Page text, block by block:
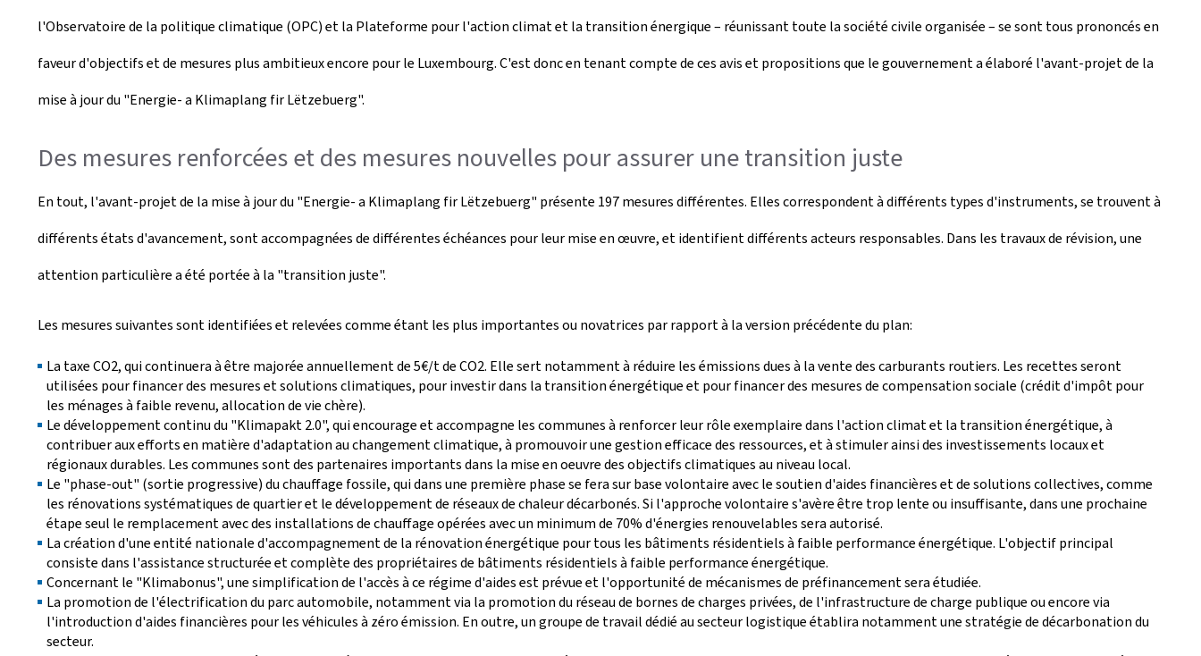
l'Observatoire de la politique climatique (OPC) et la Plateforme pour l'action climat et la transition énergique – réunissant toute la société civile organisée – se sont tous prononcés en
faveur d'objectifs et de mesures plus ambitieux encore pour le Luxembourg. C'est donc en tenant compte de ces avis et propositions que le gouvernement a élaboré l'avant-projet de la
mise à jour du "Energie- a Klimaplang fir Lëtzebuerg".
Des mesures renforcées et des mesures nouvelles pour assurer une transition juste
En tout, l'avant-projet de la mise à jour du "Energie- a Klimaplang fir Lëtzebuerg" présente 197 mesures différentes. Elles correspondent à différents types d'instruments, se trouvent à
différents états d'avancement, sont accompagnées de différentes échéances pour leur mise en œuvre, et identifient différents acteurs responsables. Dans les travaux de révision, une
attention particulière a été portée à la "transition juste".
Les mesures suivantes sont identifiées et relevées comme étant les plus importantes ou novatrices par rapport à la version précédente du plan:
La taxe CO2, qui continuera à être majorée annuellement de 5€/t de CO2. Elle sert notamment à réduire les émissions dues à la vente des carburants routiers. Les recettes seront
utilisées pour financer des mesures et solutions climatiques, pour investir dans la transition énergétique et pour financer des mesures de compensation sociale (crédit d'impôt pour
les ménages à faible revenu, allocation de vie chère).
Le développement continu du "Klimapakt 2.0", qui encourage et accompagne les communes à renforcer leur rôle exemplaire dans l'action climat et la transition énergétique, à
contribuer aux efforts en matière d'adaptation au changement climatique, à promouvoir une gestion efficace des ressources, et à stimuler ainsi des investissements locaux et
régionaux durables. Les communes sont des partenaires importants dans la mise en oeuvre des objectifs climatiques au niveau local.
Le "phase-out" (sortie progressive) du chauffage fossile, qui dans une première phase se fera sur base volontaire avec le soutien d'aides financières et de solutions collectives, comme
les rénovations systématiques de quartier et le développement de réseaux de chaleur décarbonés. Si l'approche volontaire s'avère être trop lente ou insuffisante, dans une prochaine
étape seul le remplacement avec des installations de chauffage opérées avec un minimum de 70% d'énergies renouvelables sera autorisé.
La création d'une entité nationale d'accompagnement de la rénovation énergétique pour tous les bâtiments résidentiels à faible performance énergétique. L'objectif principal
consiste dans l'assistance structurée et complète des propriétaires de bâtiments résidentiels à faible performance énergétique.
Concernant le "Klimabonus", une simplification de l'accès à ce régime d'aides est prévue et l'opportunité de mécanismes de préfinancement sera étudiée.
La promotion de l'électrification du parc automobile, notamment via la promotion du réseau de bornes de charges privées, de l'infrastructure de charge publique ou encore via
l'introduction d'aides financières pour les véhicules à zéro émission. En outre, un groupe de travail dédié au secteur logistique établira notamment une stratégie de décarbonation du
secteur.